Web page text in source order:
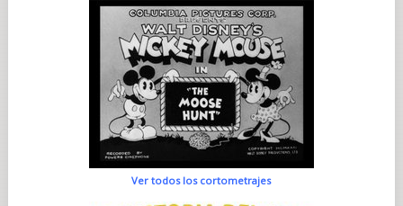
Ver todos los cortometrajes